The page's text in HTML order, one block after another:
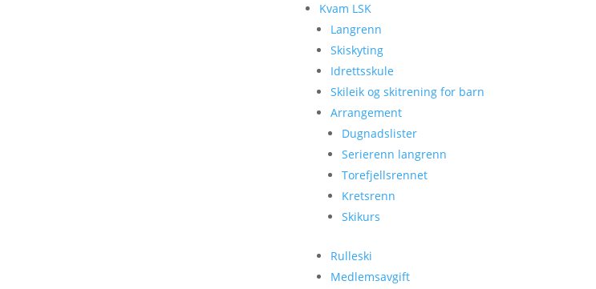
Kvam LSK
Langrenn
Skiskyting
Idrettsskule
Skileik og skitrening for barn
Arrangement
Dugnadslister
Serierenn langrenn
Torefjellsrennet
Kretsrenn
Skikurs
Rulleski
Medlemsavgift